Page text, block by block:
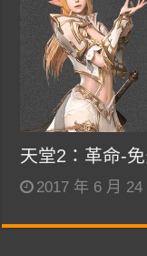
天堂2：革命-
2017 年 6 月 24